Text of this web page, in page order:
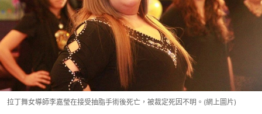
拉丁舞女導師李嘉瑩在接受抽脂手術後死亡，被裁定死因不明。(網上圖片)